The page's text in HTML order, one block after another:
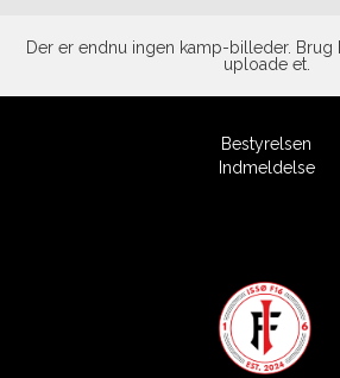
Der er endnu ingen kamp-billeder. Brug
uploade et.
Bestyrelsen
Indmeldelse